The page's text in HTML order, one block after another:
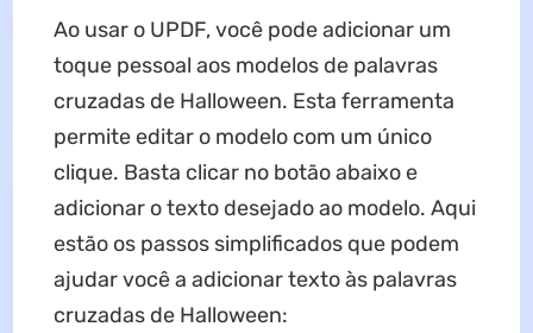
Ao usar o UPDF, você pode adicionar um
toque pessoal aos modelos de palavras
cruzadas de Halloween. Esta ferramenta
permite editar o modelo com um único
clique. Basta clicar no botão abaixo e
adicionar o texto desejado ao modelo. Aqui
estão os passos simplificados que podem
ajudar você a adicionar texto às palavras
cruzadas de Halloween: